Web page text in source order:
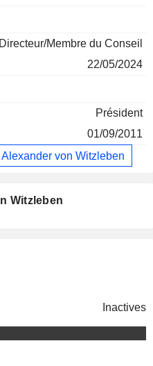
Directeur/Membre du Conseil
22/05/2024
Président
01/09/2011
von Witzleben
Witzleben
Inactives